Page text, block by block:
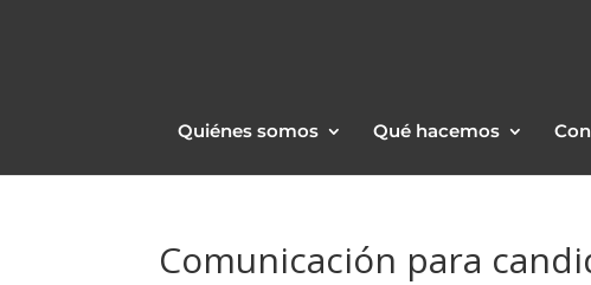
Quiénes somos Qué hacemos
Comunicación para